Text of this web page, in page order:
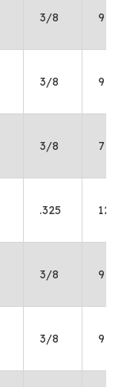
3/8 9
3/8 9
3/8 7
.325 12
3/8 9
3/8 9